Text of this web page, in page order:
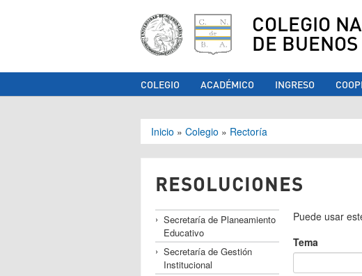
COLEGIO
DE
COLEGIO ACADÉMICO INGRESO
Se encuentra usted
Inicio » Colegio » Rectoría
RESOLUCIONES
Secretaría de Planeamiento
Educativo
Secretaría de Gestión
Institucional
Puede usar
Tema